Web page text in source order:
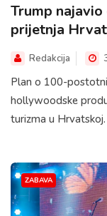
Trump
prijetnja
Redakcija
Plan o 100-
hollywoodske
turizma u Hrvatskoj.
ZABAVA